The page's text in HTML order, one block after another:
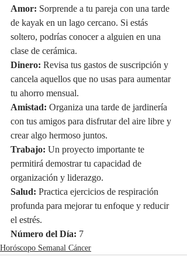
Amor: Sorprende a tu pareja con una tarde
de kayak en un lago cercano. Si estás
soltero, podrías conocer a alguien en una
clase de cerámica.
Dinero: Revisa tus gastos de suscripción y
cancela aquellos que no usas para aumentar
tu ahorro mensual.
Amistad: Organiza una tarde de jardinería
con tus amigos para disfrutar del aire libre y
crear algo hermoso juntos.
Trabajo: Un proyecto importante te
permitirá demostrar tu capacidad de
organización y liderazgo.
Salud: Practica ejercicios de respiración
profunda para mejorar tu enfoque y reducir
el estrés.
Número del Día: 7
Horóscopo Semanal Cáncer